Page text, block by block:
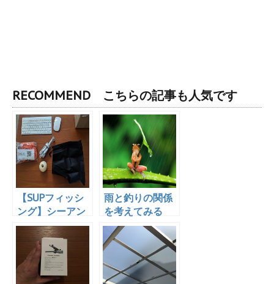
RECOMMEND こちらの記事も人気です
【SUPフィッシ
ング】シーアン
カーを買った！
雨と釣りの関係
を考えてみる